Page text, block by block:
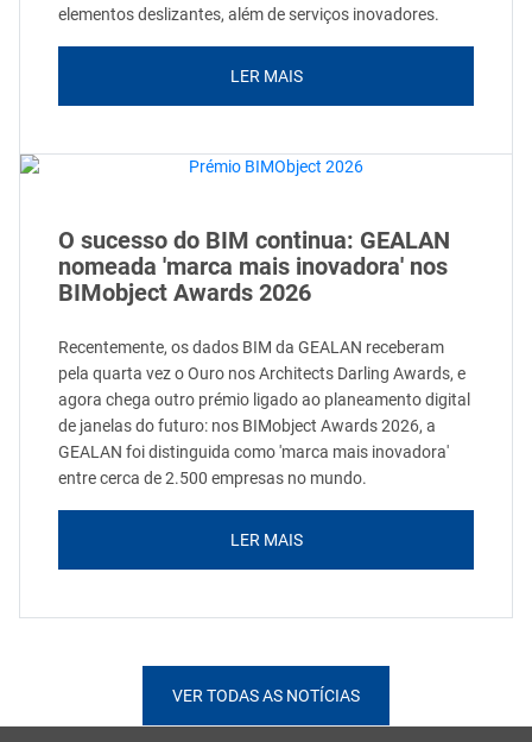
elementos deslizantes, além de serviços inovadores.
LER MAIS
O sucesso do BIM continua: GEALAN
nomeada 'marca mais inovadora' nos
BIMobject Awards 2026
Recentemente, os dados BIM da GEALAN receberam
pela quarta vez o Ouro nos Architects Darling Awards, e
agora chega outro prémio ligado ao planeamento digital
de janelas do futuro: nos BIMobject Awards 2026, a
GEALAN foi distinguida como 'marca mais inovadora'
entre cerca de 2.500 empresas no mundo.
LER MAIS
VER TODAS AS NOTÍCIAS